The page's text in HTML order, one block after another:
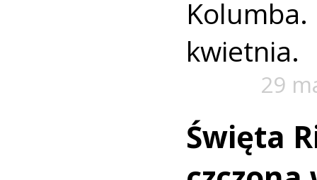
kwietnia.
29
Święta